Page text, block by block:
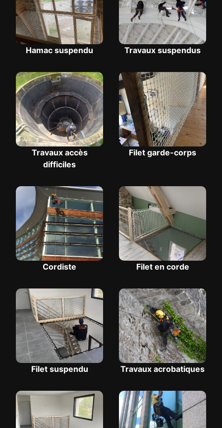
Hamac suspendu Travaux suspendus
Travaux accès
difficiles
Filet garde-corps
Cordiste Filet en corde
Filet suspendu Travaux acrobatiques